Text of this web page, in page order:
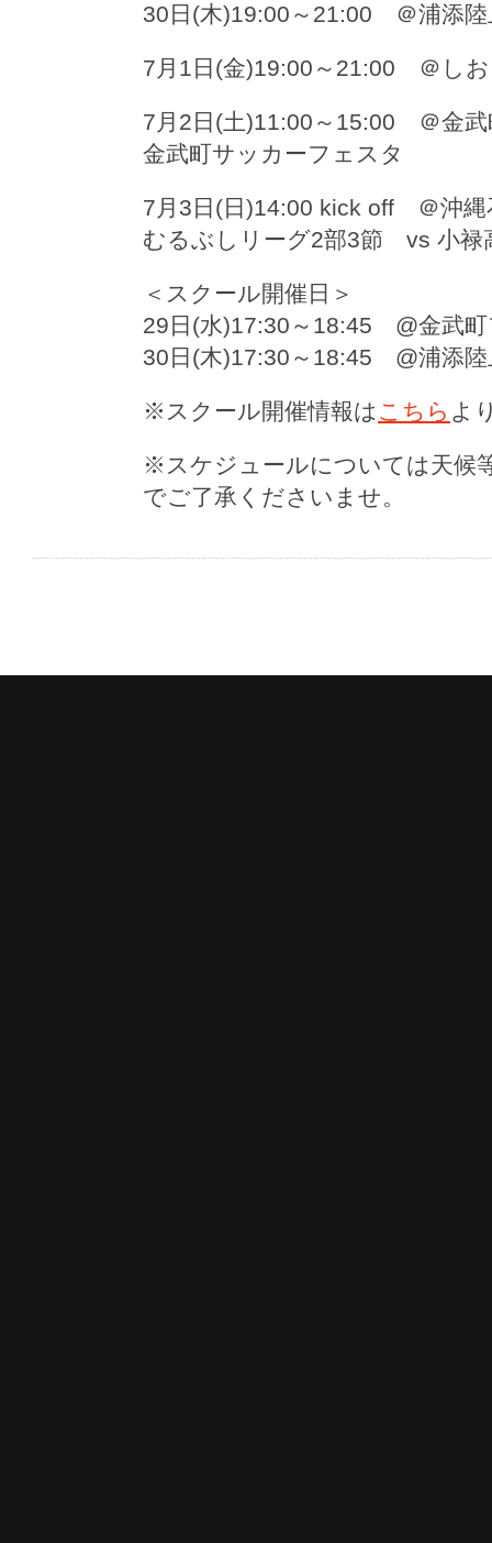
30日(木)19:00～21:00 ＠浦添陸
7月1日(金)19:00～21:00 ＠し
7月2日(土)11:00～15:00 ＠金
金武町サッカーフェスタ
7月3日(日)14:00 kick off ＠沖縄
むるぶしリーグ2部3節 vs 小禄
＜スクール開催日＞
29日(水)17:30～18:45 @金武
30日(木)17:30～18:45 @浦添陸
※スクール開催情報は こちら よ
※スケジュールについては天候
でご了承くださいませ。